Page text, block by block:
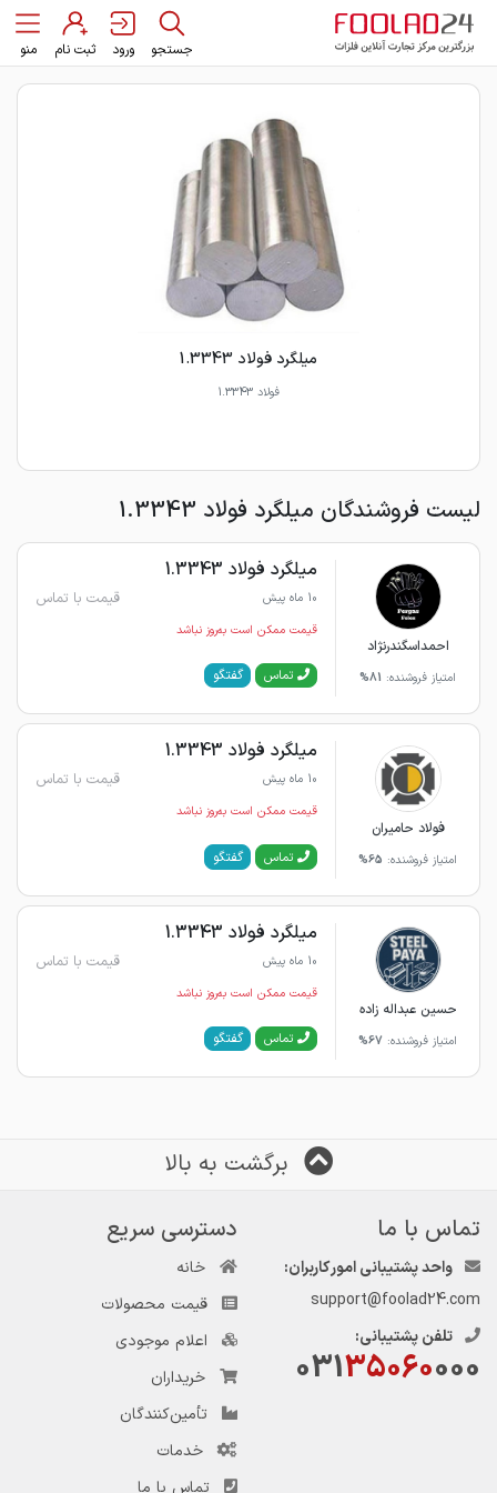
جستجو ورود ثبت نام منو
میلگرد فولاد 1.3343
فولاد 1.3343
لیست فروشندگان میلگرد فولاد 1.3343
احمداسگندرنژاد
امتیاز فروشنده: 81%
میلگرد فولاد 1.3343
10 ماه پیش قیمت با تماس
قیمت ممکن است به‌روز نباشد
تماس گفتگو
فولاد حامیران
امتیاز فروشنده: 65%
میلگرد فولاد 1.3343
10 ماه پیش قیمت با تماس
قیمت ممکن است به‌روز نباشد
تماس گفتگو
حسین عبداله زاده
امتیاز فروشنده: 67%
میلگرد فولاد 1.3343
10 ماه پیش قیمت با تماس
قیمت ممکن است به‌روز نباشد
تماس گفتگو
برگشت به بالا
تماس با ما
واحد پشتیبانی امور کاربران:
support@foolad24.com
تلفن پشتیبانی:
03135060000
دسترسی سریع
خانه
قیمت محصولات
اعلام موجودی
خریداران
تأمین‌کنندگان
خدمات
تماس با ما